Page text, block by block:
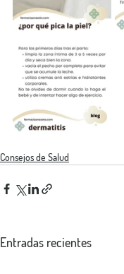
Consejos de Salud
Entradas recientes